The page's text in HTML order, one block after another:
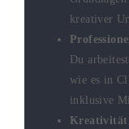
kreativer
Du
wie es in
inklusive